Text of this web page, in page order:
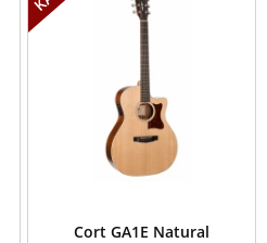
Cort GA1E Natural